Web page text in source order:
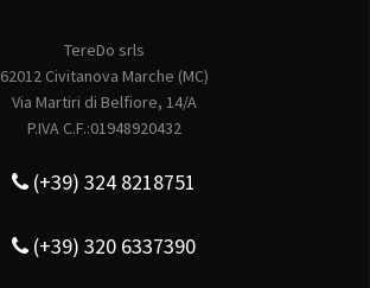
TereDo srls
62012 Civitanova Marche (MC)
Via Martiri di Belfiore, 14/A
P.IVA C.F.:01948920432
(+39) 324 8218751
(+39) 320 6337390